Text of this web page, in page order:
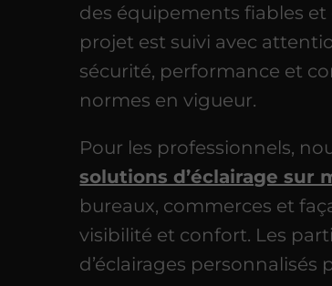
des équipements fiables et
projet est suivi avec
sécurité, performance et
normes en vigueur.
Pour les professionnels,
solutions d’éclairage sur
bureaux, commerces et
visibilité et confort. Les
d’éclairages personnalisés